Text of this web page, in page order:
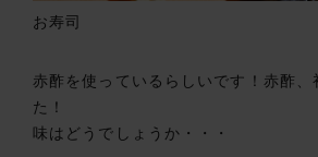
お寿司
赤酢を使っているらしいです！赤酢、
た！
味はどうでしょうか・・・